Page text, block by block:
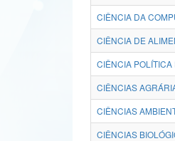
CIÊNCIA DA
CIÊNCIA DE
CIÊNCIA
CIÊNCIAS
CIÊNCIAS
CIÊNCIAS